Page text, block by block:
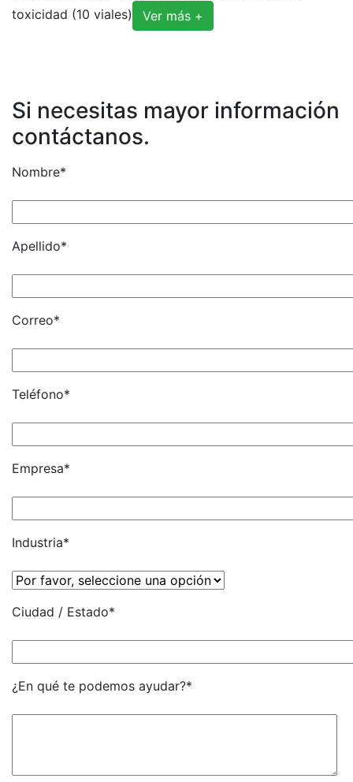
toxicidad (10 viales)
Ver más +
Si necesitas mayor información
contáctanos.
Nombre*
Apellido*
Correo*
Teléfono*
Empresa*
Industria*
Ciudad / Estado*
¿En qué te podemos ayudar?*